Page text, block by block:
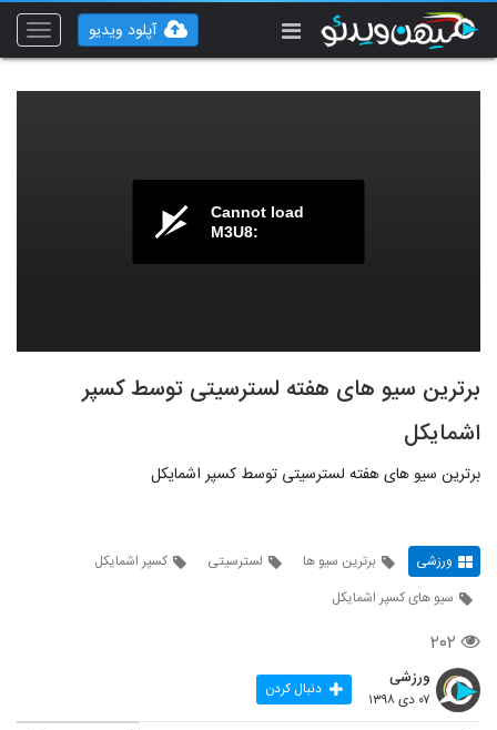
Toggle
آپلود ویدیو
Cannot load
M3U8:
برترین سیو های هفته لسترسیتی توسط کسپر
اشمایکل
برترین سیو های هفته لسترسیتی توسط کسپر اشمایکل
ورزشی برترین سیو ها لسترسیتی
کسپر اشمایکل
سیو های کسپر اشمایکل
۲۰۲
ورزشی
۰۷ دی ۱۳۹۸ دنبال کردن